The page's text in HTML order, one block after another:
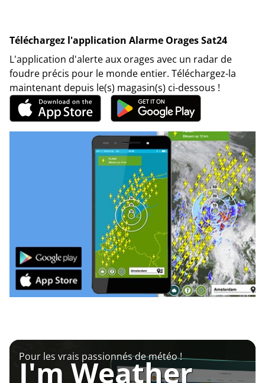
Téléchargez l'application Alarme Orages Sat24
L'application d'alerte aux orages avec un radar de
foudre précis pour le monde entier. Téléchargez-la
maintenant depuis le(s) magasin(s) ci-dessous !
Pour les vrais passionnés de météo !
I'm Weather